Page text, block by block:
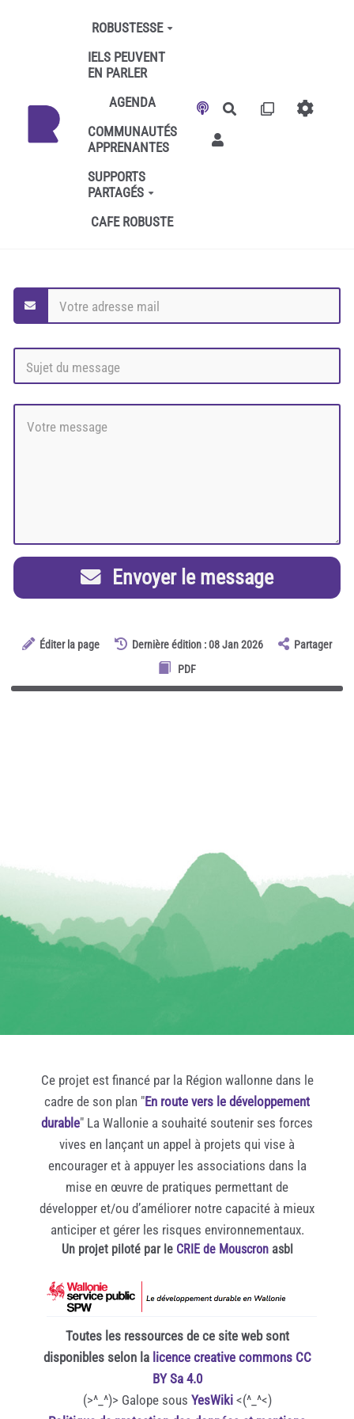
Aller au contenu principal
ROBUSTESSE
IELS PEUVENT
EN PARLER
AGENDA
COMMUNAUTÉS
APPRENANTES
SUPPORTS
PARTAGÉS
CAFE ROBUSTE
Rechercher
Envoyer le message
Éditer la page Dernière édition : 08 Jan 2026
Partager
PDF
Ce projet est financé par la Région wallonne dans le
cadre de son plan "En route vers le développement
durable" La Wallonie a souhaité soutenir ses forces
vives en lançant un appel à projets qui vise à
encourager et à appuyer les associations dans la
mise en œuvre de pratiques permettant de
développer et/ou d’améliorer notre capacité à mieux
anticiper et gérer les risques environnementaux.
Un projet piloté par le CRIE de Mouscronasbl
Toutes les ressources de ce site web sont
disponibles selon la licence creative commons CC
BY Sa 4.0
(>^_^)> Galope sous YesWiki<(^_^<)